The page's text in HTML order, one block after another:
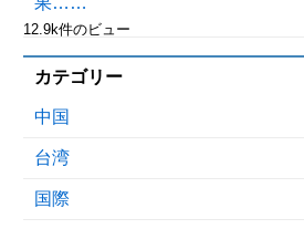
12.9k件のビュー
カテゴリー
中国
台湾
国際